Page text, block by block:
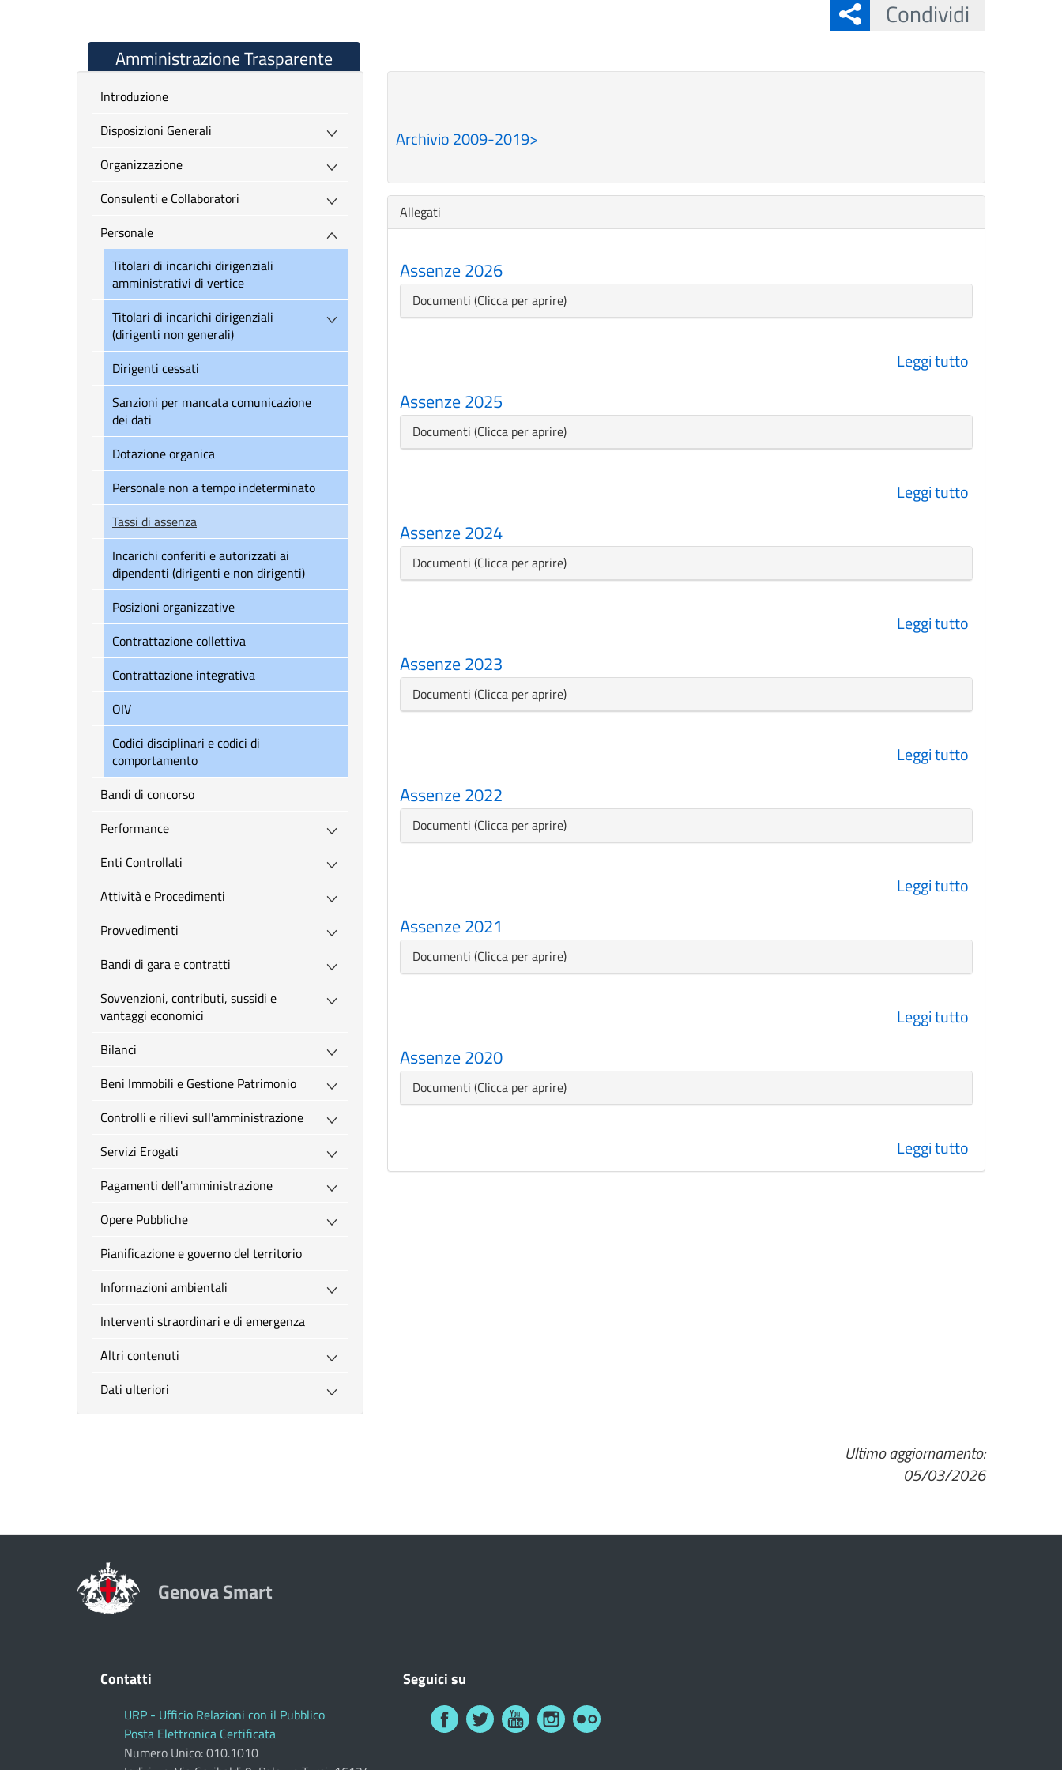
Condividi
Amministrazione Trasparente
Archivio 2009-2019>
Nascondi
Allegati
Assenze 2026
Nascondi
Documenti
Leggi tutto
Assenze 2025
Nascondi
Documenti
Leggi tutto
Assenze 2024
Nascondi
Documenti
Leggi tutto
Assenze 2023
Nascondi
Documenti
Leggi tutto
Assenze 2022
Nascondi
Documenti
Leggi tutto
Assenze 2021
Nascondi
Documenti
Leggi tutto
Assenze 2020
Nascondi
Documenti
Leggi tutto
Assenze
introduzione
Disposizioni Generali
Organizzazione
Consulenti e Collaboratori
Personale
Titolari di incarichi dirigenziali
amministrativi di vertice
Titolari di incarichi dirigenziali
(dirigenti non generali)
Dirigenti cessati
Sanzioni per mancata comunicazione
dei dati
Dotazione organica
Personale non a tempo indeterminato
Tassi di assenza
Incarichi conferiti e autorizzati ai
dipendenti (dirigenti e non dirigenti)
Posizioni organizzative
Contrattazione collettiva
Contrattazione integrativa
OIV
Codici disciplinari e codici di
comportamento
Bandi di concorso
Performance
Enti Controllati
Attività e Procedimenti
Provvedimenti
Bandi di gara e contratti
Sovvenzioni, contributi, sussidi e
vantaggi economici
Bilanci
Beni Immobili e Gestione Patrimonio
Controlli e rilievi sull'amministrazione
Servizi Erogati
Pagamenti dell'amministrazione
Opere Pubbliche
Pianificazione e governo del territorio
Informazioni ambientali
Interventi straordinari e di emergenza
Altri contenuti
Dati ulteriori
Ultimo aggiornamento:
05/03/2026
Genova Smart
Contatti
URP - Ufficio Relazioni con il Pubblico
Posta Elettronica Certificata
Numero Unico: 010.1010
Seguici su